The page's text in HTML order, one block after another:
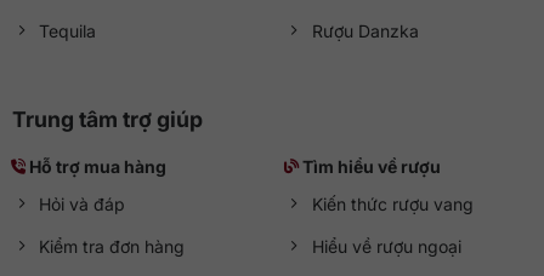
Tequila Rượu Danzka
Trung tâm trợ giúp
Hỗ trợ mua hàng
Hỏi và đáp
Kiểm tra đơn hàng
Tìm hiểu về rượu
Kiến thức rượu vang
Hiểu về rượu ngoại